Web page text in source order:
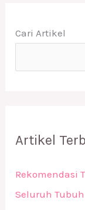
Cari Artikel
Artikel
Rekomendasi
Seluruh Tubuh